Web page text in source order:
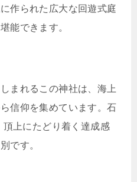
作られた広大な回遊式庭
能できます。
まれるこの神社は、海上
信仰を集めています。石
上にたどり着く達成感
です。